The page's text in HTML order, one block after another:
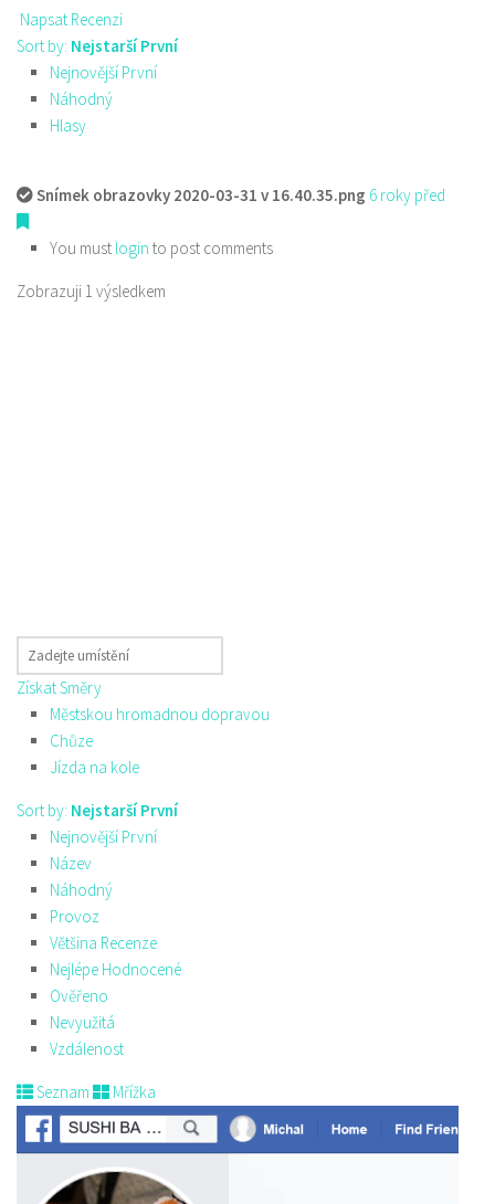
Napsat Recenzi
Sort by: Nejstarší První
Nejnovější První
Náhodný
Hlasy
Snímek obrazovky 2020-03-31 v 16.40.35.png 6 roky před
You must login to post comments
Zobrazuji 1 výsledkem
Získat Směry
Městskou hromadnou dopravou
Chůze
Jízda na kole
Sort by: Nejstarší První
Nejnovější První
Název
Náhodný
Provoz
Většina Recenze
Nejlépe Hodnocené
Ověřeno
Nevyužitá
Vzdálenost
Seznam Mřížka